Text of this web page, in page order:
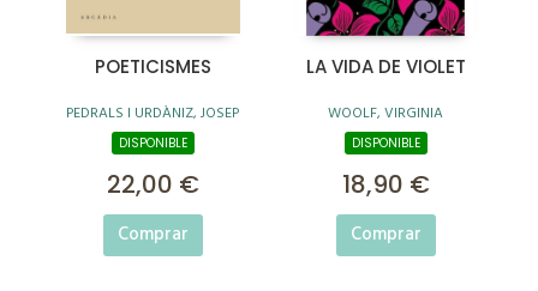
POETICISMES
PEDRALS I URDÀNIZ, JOSEP
DISPONIBLE
22,00 €
Comprar
LA VIDA DE VIOLET
WOOLF, VIRGINIA
DISPONIBLE
18,90 €
Comprar